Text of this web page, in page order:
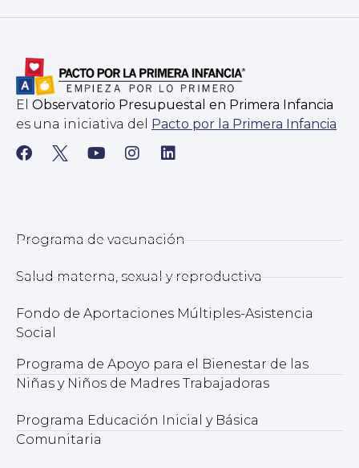
El Observatorio Presupuestal en Primera Infancia
es una iniciativa del Pacto por la Primera Infancia
Programa de vacunación
Salud materna, sexual y reproductiva
Fondo de Aportaciones Múltiples-Asistencia
Social
Programa de Apoyo para el Bienestar de las
Niñas y Niños de Madres Trabajadoras
Programa Educación Inicial y Básica
Comunitaria